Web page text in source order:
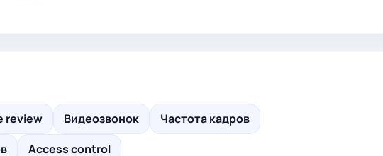
review Видеозвонок
Частота кадров
Access control